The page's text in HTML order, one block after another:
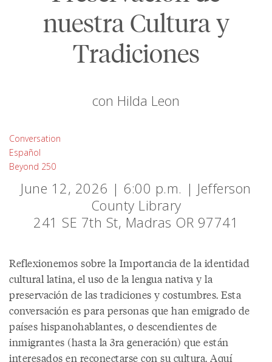
nuestra Cultura y
Tradiciones
con Hilda Leon
Conversation
Español
Beyond 250
June 12, 2026 | 6:00 p.m. | Jefferson
County Library
241 SE 7th St, Madras OR 97741
Reflexionemos sobre la Importancia de la identidad
cultural latina, el uso de la lengua nativa y la
preservación de las tradiciones y costumbres. Esta
conversación es para personas que han emigrado de
países hispanohablantes, o descendientes de
inmigrantes (hasta la 3ra generación) que están
interesados en reconectarse con su cultura. Aquí